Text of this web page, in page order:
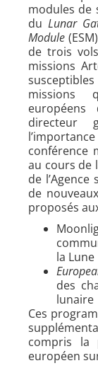
modules de
du Lunar
Module
de trois
missions
missions
européens
directeur
conférence
au cours de
de
de
proposés
la Lune
des
lunaire
Ces
compris la
européen